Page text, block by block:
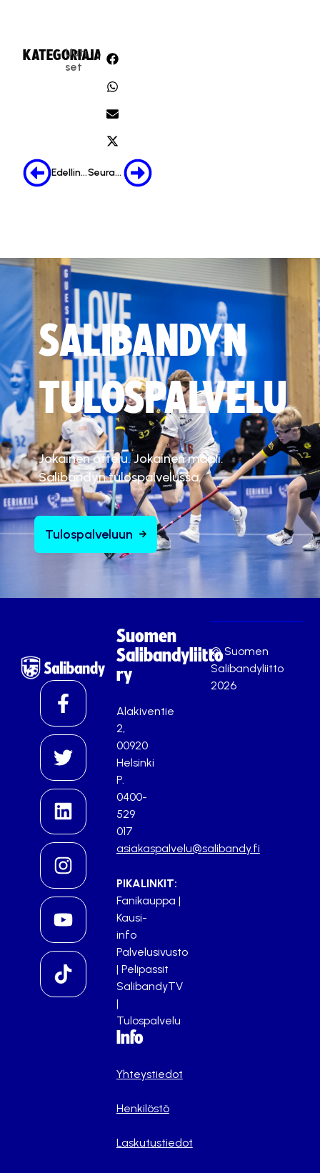
KATEGORIA:
Uuti
set
JAA:
Edellinen Seuraava
SALIBANDYN
TULOSPALVELU
Jokainen ottelu. Jokainen maali.
Salibandyn tulospalvelussa.
Tulospalveluun
Suomen
Salibandyliitto
ry
Alakiventie
2,
00920
Helsinki
P.
0400-
529
017
asiakaspalvelu@salibandy.fi
PIKALINKIT:
Fanikauppa |
Kausi-
info
Palvelusivusto
| Pelipassit
SalibandyTV
|
Tulospalvelu
Info
Yhteystiedot
Henkilöstö
Laskutustiedot
© Suomen
Salibandyliitto
2026